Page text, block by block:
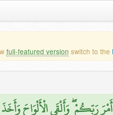
full-featured version switch to the
وَأَلْقَى الْأَلْوَاحَ وَأَخَذَ